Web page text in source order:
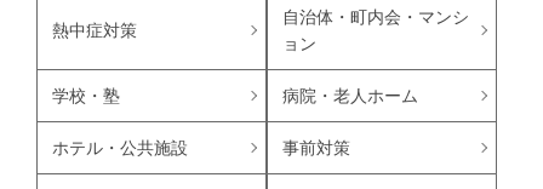
熱中症対策
自治体・町内会・マンシ
ョン
学校・塾 病院・老人ホーム
ホテル・公共施設 事前対策